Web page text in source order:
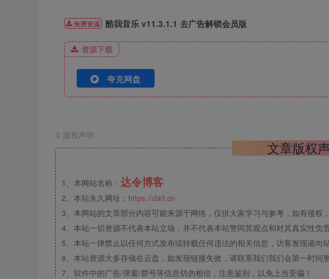
免费资源 酷我音乐 v11.3.1.1 去广告解锁会员版
资源下载
夸克网盘
© 版权声明
文章版权
1、本网站名称： 达令博客
2、本站永久网址： https://da0.cn
3、本网站的文章部分内容可能来源于网络，仅供大家学习与参考，如有侵权
4、本站一切资源不代表本站立场，并不代表本站赞同其观点和对其真实性负责
5、本站一律禁止以任何方式发布或转载任何违法的相关信息，访客发现请向
6、本站资源大多存储在云盘，如发现链接失效，请联系我们我们会第一时间更
7、软件中的广告/弹窗/群号等信息切勿相信，注意鉴别，以免上当受骗！